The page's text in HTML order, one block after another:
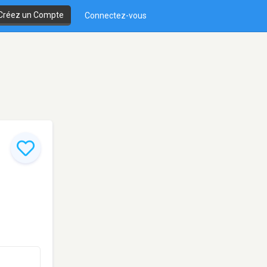
un Compte Connectez-vous